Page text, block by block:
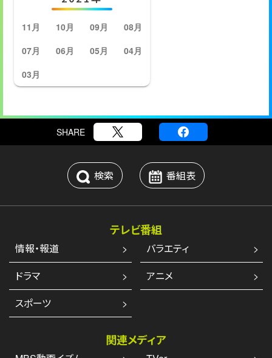
11月 10月 09月
08月
07月
06月 05月
04月
03月
SHARE
検索 番組表
テレビ番組
情報・報道
バラエティ
ドラマ
アニメ
スポーツ
関連メディア